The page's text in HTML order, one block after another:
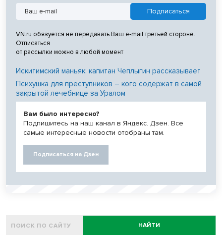
VN.ru обязуется не передавать Ваш e-mail третьей стороне.
Отписаться
от рассылки можно в любой момент
Искитимский маньяк: капитан Чеплыгин рассказывает
Психушка для преступников – кого содержат в самой
закрытой лечебнице за Уралом
Вам было интересно?
Подпишитесь на наш канал в Яндекс. Дзен. Все
самые интересные новости отобраны там.
Подписаться на Дзен
НАЙТИ